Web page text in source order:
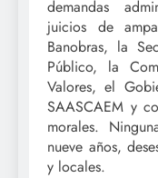
demandas
juicios de
Banobras, la
Público, la
Valores, el
SAASCAEM y
morales.
nueve años,
y locales.